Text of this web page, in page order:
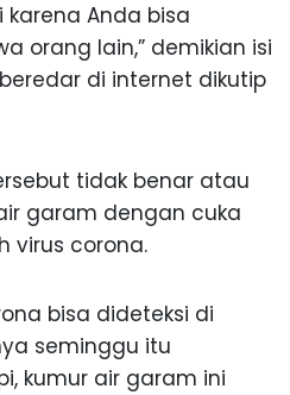
karena Anda bisa
orang lain,” demikian isi
di internet dikutip
tidak benar atau
garam dengan cuka
virus corona.
bisa dideteksi di
seminggu itu
kumur air garam ini